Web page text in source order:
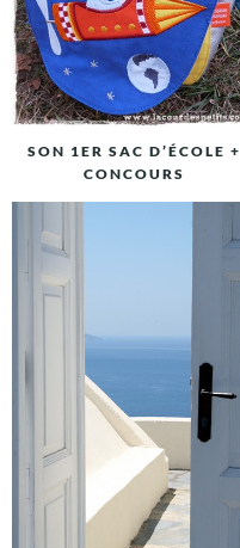
SON 1ER SAC D’ÉCOLE +
CONCOURS